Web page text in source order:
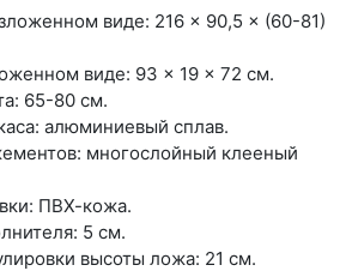
виде: 216 × 90,5 × (60-81)
виде: 93 × 19 × 72 см.
65-80 см.
алюминиевый сплав.
многослойный клееный
ПВХ-кожа.
5 см.
высоты ложа: 21 см.